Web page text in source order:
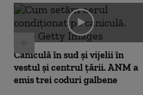
0
seconds
Caniculă în sud și vijelii în
vestul și centrul țării. ANM a
emis trei coduri galbene